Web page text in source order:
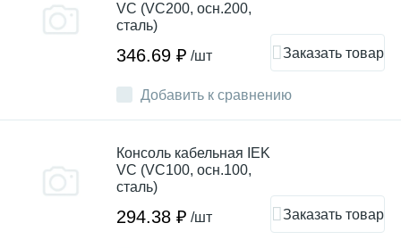
Добавить к сравнению
VC (VC200, осн.200,
сталь)
346.69 ₽ /шт Заказать товар
Консоль кабельная IEK
VC (VC100, осн.100,
сталь)
294.38 ₽ /шт Заказать товар